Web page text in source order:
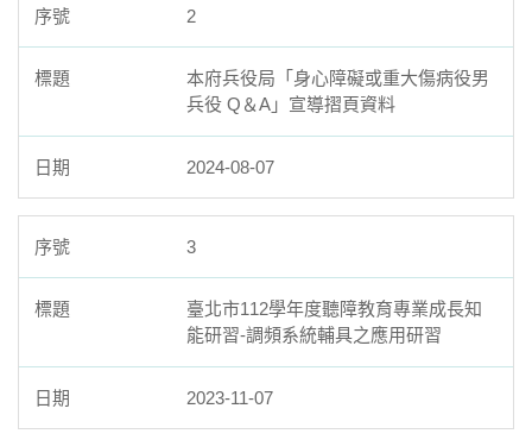
2
本府兵役局「身心障礙或重大傷病役男
兵役 Q＆A」宣導摺頁資料
2024-08-07
3
臺北市112學年度聽障教育專業成長知
能研習-調頻系統輔具之應用研習
2023-11-07